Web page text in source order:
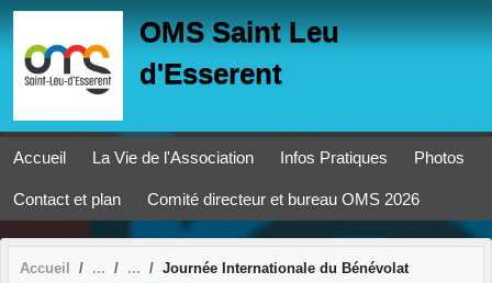
OMS Saint Leu
d'Esserent
Accueil La Vie de l'Association Infos Pratiques Photos
Contact et plan Comité directeur et bureau OMS 2026
Accueil Journée Internationale du Bénévolat
Panneau de gestion des cookies